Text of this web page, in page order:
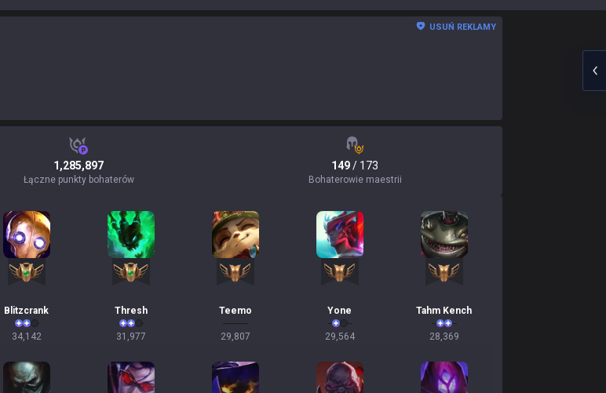
USUŃ REKLAMY
1,285,897
Łączne punkty bohaterów
149/ 173
Bohaterowie maestrii
Blitzcrank
34,142
Thresh
31,977
Teemo
29,807
Yone
29,564
Tahm Kench
28,369